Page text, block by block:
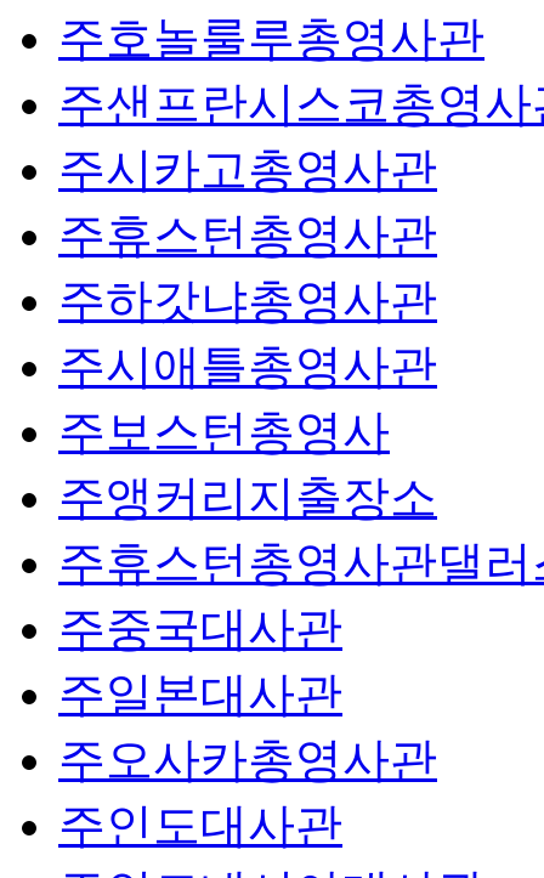
주호놀룰루총영사관
주샌프란시스코총영사
주시카고총영사관
주휴스턴총영사관
주하갓냐총영사관
주시애틀총영사관
주보스턴총영사
주앵커리지출장소
주휴스턴총영사관댈
주중국대사관
주일본대사관
주오사카총영사관
주인도대사관